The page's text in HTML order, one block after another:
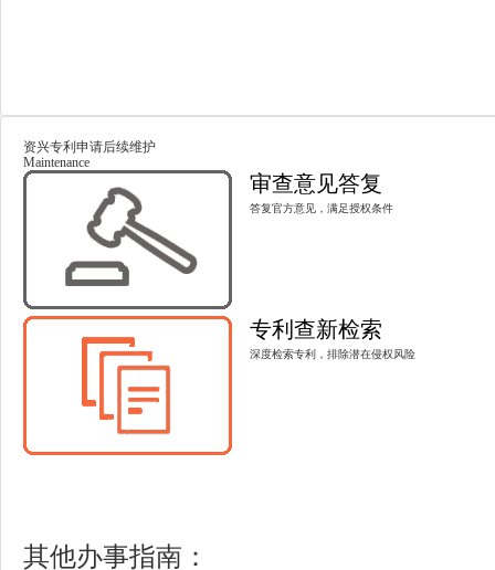
资兴专利申请后续维护
Maintenance
审查意见答复
答复官方意见，满足授权条件
专利查新检索
深度检索专利，排除潜在侵权风险
其他办事指南：